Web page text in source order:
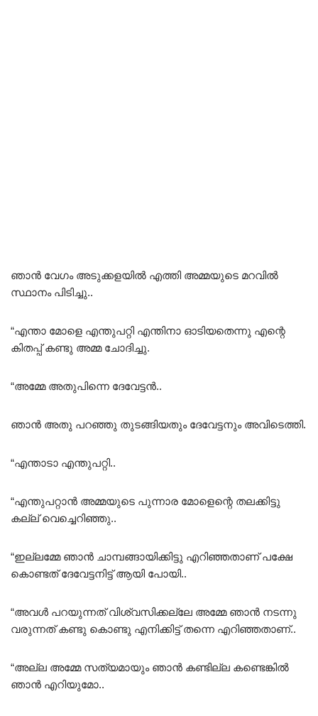
ഞാൻ വേഗം അടുക്കളയിൽ എത്തി അമ്മയുടെ മറവിൽ
സ്ഥാനം പിടിച്ചു..
“എന്താ മോളെ എന്തുപറ്റി എന്തിനാ ഓടിയതെന്നു എന്റെ
കിതപ്പ് കണ്ടു അമ്മ ചോദിച്ചു.
“അമ്മേ അതുപിന്നെ ദേവേട്ടൻ..
ഞാൻ അതു പറഞ്ഞു തുടങ്ങിയതും ദേവേട്ടനും അവിടെത്തി.
“എന്താടാ എന്തുപറ്റി..
“എന്തുപറ്റാൻ അമ്മയുടെ പുന്നാര മോളെന്റെ തലക്കിട്ടു
കല്ല് വെച്ചെറിഞ്ഞു..
“ഇല്ലമ്മേ ഞാൻ ചാമ്പങ്ങായിക്കിട്ടു എറിഞ്ഞതാണ് പക്ഷേ
കൊണ്ടത് ദേവേട്ടനിട്ട് ആയി പോയി..
“അവൾ പറയുന്നത് വിശ്വസിക്കല്ലേ അമ്മേ ഞാൻ നടന്നു
വരുന്നത് കണ്ടു കൊണ്ടു എനിക്കിട്ട് തന്നെ എറിഞ്ഞതാണ്..
“അല്ല അമ്മേ സത്യമായും ഞാൻ കണ്ടില്ല കണ്ടെങ്കിൽ
ഞാൻ എറിയുമോ..